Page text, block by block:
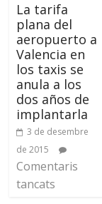
La tarifa
plana del
aeropuerto a
Valencia en
los taxis se
anula a los
dos años de
implantarla
3 de desembre
de 2015
Comentaris
tancats